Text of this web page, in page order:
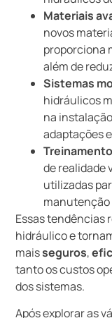
Materiais
novos
proporciona
além de
Sistemas
hidráulicos
na
adaptações
de realidade
utilizadas
manutenção
Essas tendências
hidráulico e
maisseguros,
tanto os custos
dos sistemas.
Após explorar as